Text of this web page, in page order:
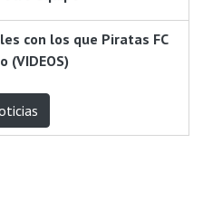
con los que Piratas FC
(VIDEOS)